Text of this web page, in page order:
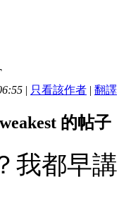
| 只看該作者 | 翻譯
的帖子
我都早